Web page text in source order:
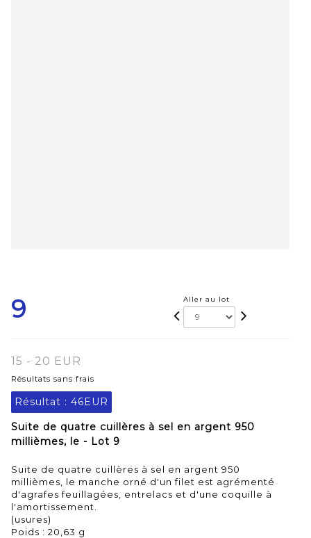
9 Aller au lot
15 - 20 EUR
Résultats sans frais
Résultat : 46EUR
Suite de quatre cuillères à sel en argent 950
millièmes, le - Lot 9
Suite de quatre cuillères à sel en argent 950
millièmes, le manche orné d'un filet est agrémenté
d'agrafes feuillagées, entrelacs et d'une coquille à
l'amortissement.
(usures)
Poids : 20,63 g